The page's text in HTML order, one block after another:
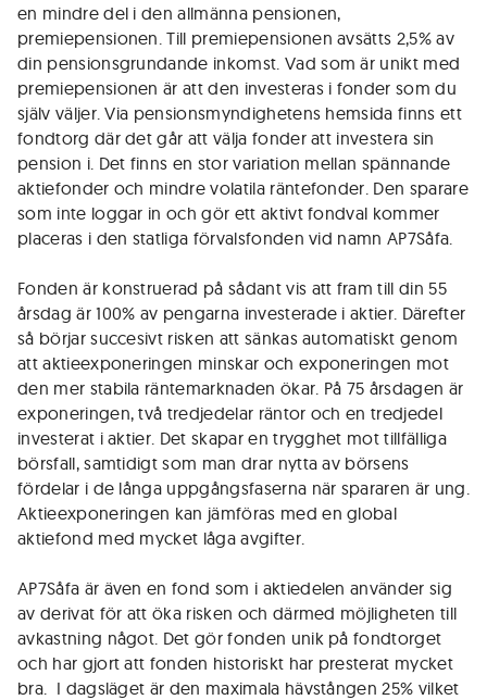
en mindre del i den allmänna pensionen,
premiepensionen. Till premiepensionen avsätts 2,5% av
din pensionsgrundande inkomst. Vad som är unikt med
premiepensionen är att den investeras i fonder som du
själv väljer. Via pensionsmyndighetens hemsida finns ett
fondtorg där det går att välja fonder att investera sin
pension i. Det finns en stor variation mellan spännande
aktiefonder och mindre volatila räntefonder. Den sparare
som inte loggar in och gör ett aktivt fondval kommer
placeras i den statliga förvalsfonden vid namn AP7Såfa.
Fonden är konstruerad på sådant vis att fram till din 55
årsdag är 100% av pengarna investerade i aktier. Därefter
så börjar succesivt risken att sänkas automatiskt genom
att aktieexponeringen minskar och exponeringen mot
den mer stabila räntemarknaden ökar. På 75 årsdagen är
exponeringen, två tredjedelar räntor och en tredjedel
investerat i aktier. Det skapar en trygghet mot tillfälliga
börsfall, samtidigt som man drar nytta av börsens
fördelar i de långa uppgångsfaserna när spararen är ung.
Aktieexponeringen kan jämföras med en global
aktiefond med mycket låga avgifter.
AP7Såfa är även en fond som i aktiedelen använder sig
av derivat för att öka risken och därmed möjligheten till
avkastning något. Det gör fonden unik på fondtorget
och har gjort att fonden historiskt har presterat mycket
bra. I dagsläget är den maximala hävstången 25% vilket